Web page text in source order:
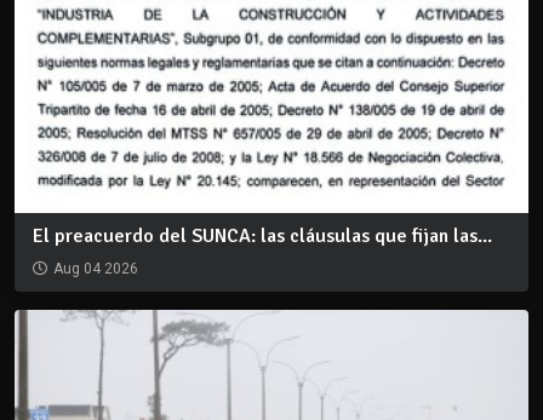
El preacuerdo del SUNCA: las cláusulas que fijan las...
Aug 04 2026